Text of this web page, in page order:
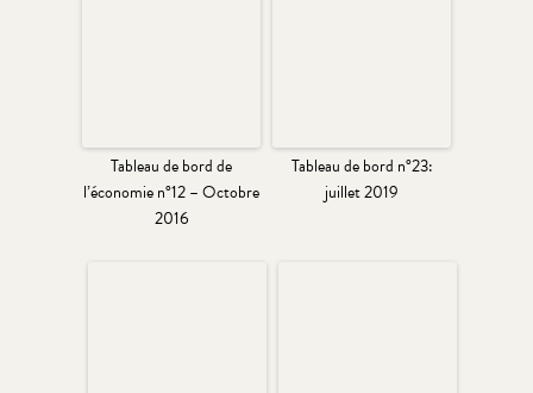
Tableau de bord de
l’économie n°12 – Octobre
2016
Tableau de bord n°23:
juillet 2019